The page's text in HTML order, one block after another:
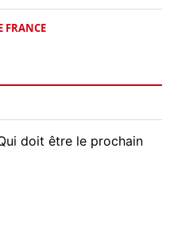
FRANCE
doit être le prochain